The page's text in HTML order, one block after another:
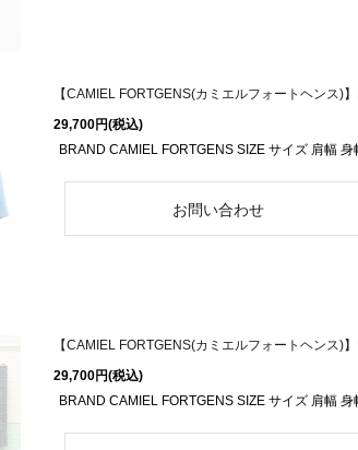
【CAMIEL FORTGENS(カミエルフォートヘンス)
29,700円(税込)
BRAND CAMIEL FORTGENS SIZE サイズ 肩幅
【CAMIEL FORTGENS(カミエルフォートヘンス)
29,700円(税込)
BRAND CAMIEL FORTGENS SIZE サイズ 肩幅